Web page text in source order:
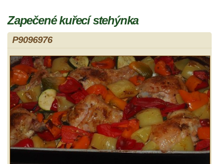
Zapečené kuřecí stehýnka
P9096976